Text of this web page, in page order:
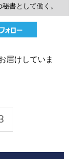
書として働く。
届けしていま